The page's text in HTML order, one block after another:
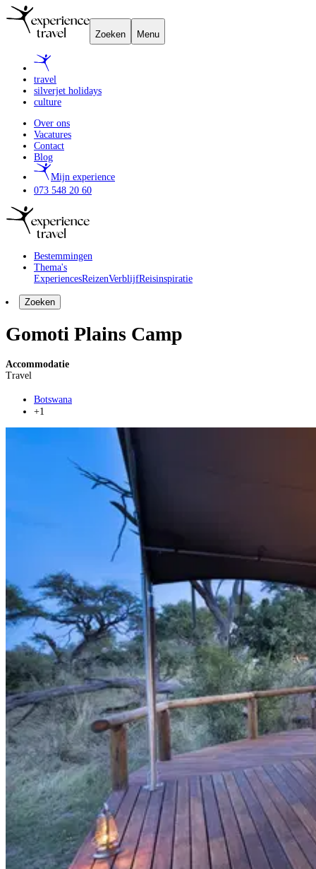
Zoeken Menu
travel
silverjet holidays
culture
Over ons
Vacatures
Contact
Blog
Mijn experience
073 548 20 60
Bestemmingen
Thema's
ExperiencesReizenVerblijfReisinspiratie
Zoeken
Gomoti Plains Camp
Accommodatie
Travel
Botswana
+1